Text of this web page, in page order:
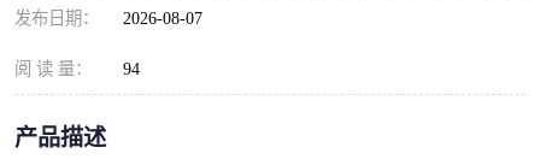
发布日期： 2026-08-07
阅 读 量： 94
产品描述